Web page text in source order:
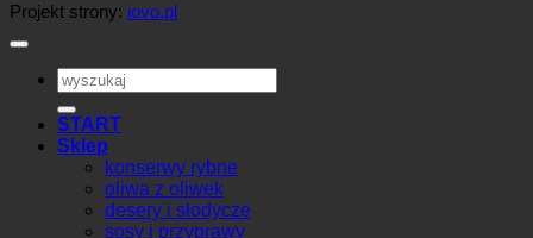
Projekt strony: iovo.pl
Szukaj:
START
Sklep
konserwy rybne
oliwa z oliwek
desery i słodycze
sosy i przyprawy